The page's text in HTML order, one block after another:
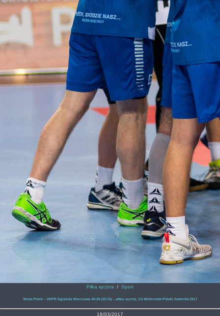
Piłka ręczna / Sport
Wisła Płock – UKPR Agrykola Warszawa 40:28 (20:15) – piłka ręczna, 1/2 Mistrzostw Polski Juniorów 2017
18/03/2017